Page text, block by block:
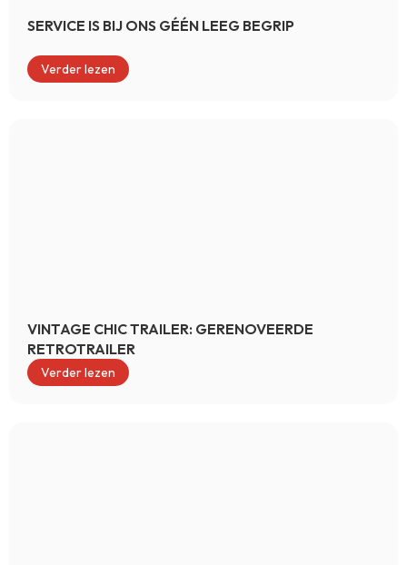
SERVICE IS BIJ ONS GÉÉN LEEG BEGRIP
Verder lezen
VINTAGE CHIC TRAILER: GERENOVEERDE
RETROTRAILER
Verder lezen